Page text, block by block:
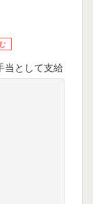
当として支給